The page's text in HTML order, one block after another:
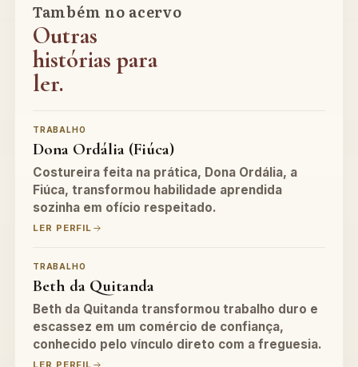
Também no acervo
Outras
histórias para
ler.
TRABALHO
Dona Ordália (Fiúca)
Costureira feita na prática, Dona Ordália, a
Fiúca, transformou habilidade aprendida
sozinha em ofício respeitado.
LER PERFIL
TRABALHO
Beth da Quitanda
Beth da Quitanda transformou trabalho duro e
escassez em um comércio de confiança,
conhecido pelo vínculo direto com a freguesia.
LER PERFIL